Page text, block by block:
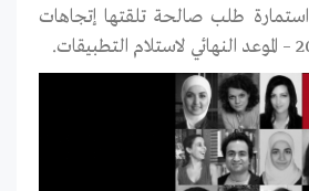
بحثية من أصل 80 استمارة طلب صالحة تلقتها إتجاهات